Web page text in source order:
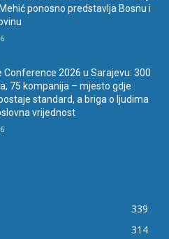
ponosno predstavlja Bosnu i
Conference 2026 u Sarajevu: 300
75 kompanija – mjesto gdje
standard, a briga o ljudima
vrijednost
339
314